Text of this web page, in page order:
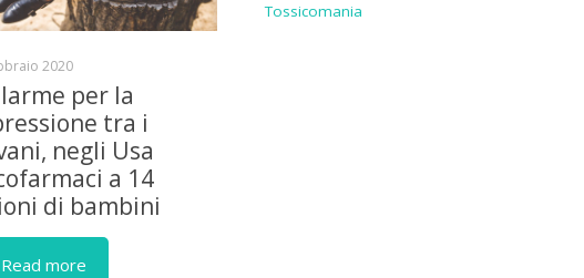
2020
per la
tra i
negli Usa
a 14
di bambini
Read more
Tossicomania